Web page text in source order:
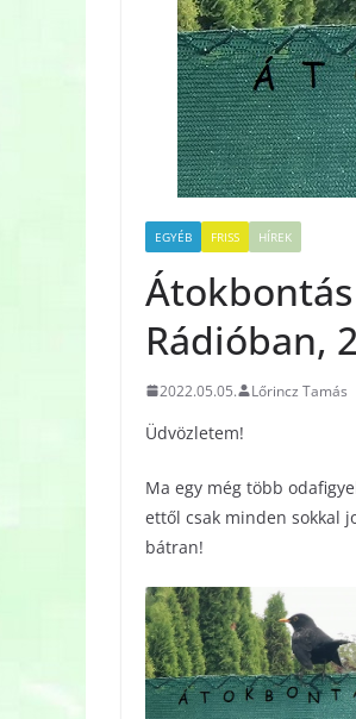
EGYÉB FRISS HÍREK
Átokbontás
Rádióban,
2022.05.05. Lőrincz Tamás
Üdvözletem!
Ma egy még több
ettől csak minden sokkal
bátran!